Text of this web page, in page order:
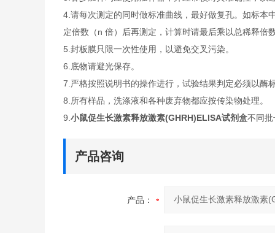
4.请每次测定的同时做标准曲线，最好做复孔。如标本
定倍数（n 倍）后再测定，计算时请最后乘以总稀释倍
5.封板膜只限一次性使用，以避免交叉污染。
6.底物请避光保存。
7.严格按照说明书的操作进行，试验结果判定必须以酶
8.所有样品，洗涤液和各种废弃物都应按传染物处理。
9. 小鼠促生长激素释放激素(GHRH)ELISA试剂盒不同批
产品咨询
产品：